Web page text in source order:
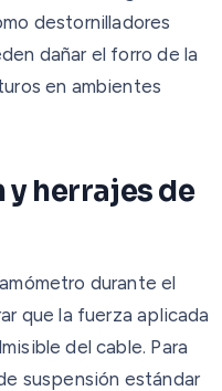
destornilladores
dañar el forro de la
en ambientes
herrajes de
durante el
que la fuerza aplicada
del cable. Para
suspensión estándar